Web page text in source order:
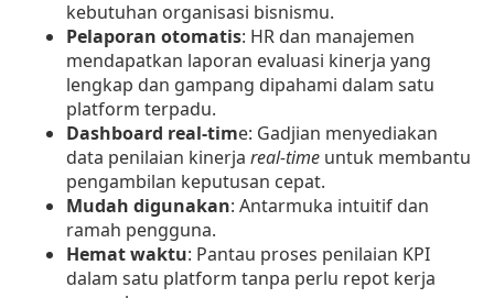
kebutuhan organisasi bisnismu.
Pelaporan otomatis: HR dan manajemen
mendapatkan laporan evaluasi kinerja yang
lengkap dan gampang dipahami dalam satu
platform terpadu.
Dashboard real-time: Gadjian menyediakan
data penilaian kinerja real-time untuk membantu
pengambilan keputusan cepat.
Mudah digunakan: Antarmuka intuitif dan
ramah pengguna.
Hemat waktu: Pantau proses penilaian KPI
dalam satu platform tanpa perlu repot kerja